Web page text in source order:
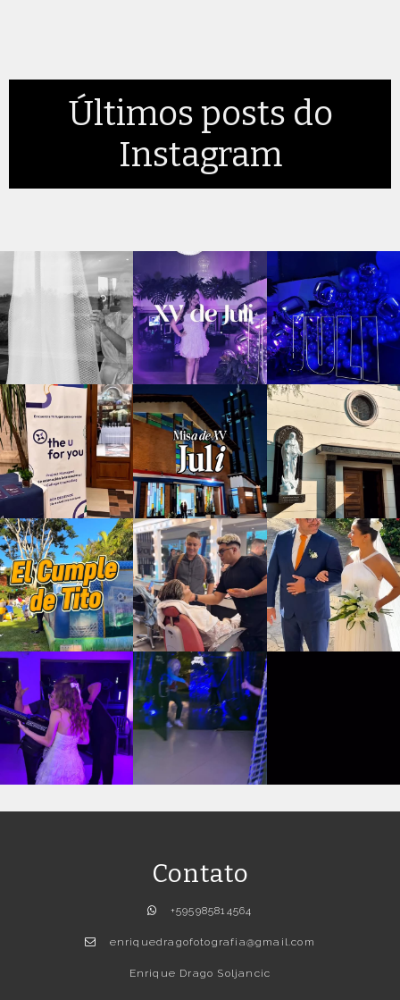
Últimos posts do
Instagram
Contato
+595985814564
enriquedragofotografia@gmail.com
Enrique Drago Soljancic